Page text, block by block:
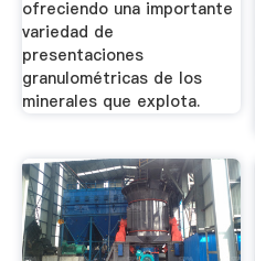
ofreciendo una importante
variedad de
presentaciones
granulométricas de los
minerales que explota.